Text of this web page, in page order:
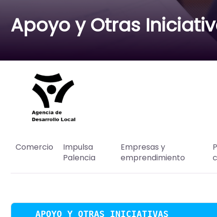
Apoyo y Otras
Comercio
Impulsa
Palencia
Empresas y
emprendimiento
APOYO Y OTRAS INICIATIVAS